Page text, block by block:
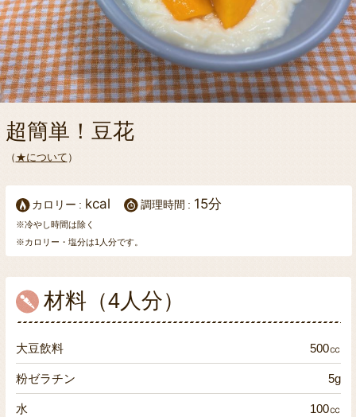
超簡単！豆花
（ ★について ）
カロリー kcal 調理時間 15分
※冷やし時間は除く
※カロリー・塩分は1人分です。
材料（4人分）
大豆飲料 500㏄
粉ゼラチン 5g
水 100㏄